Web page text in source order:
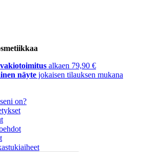
alkaen 79,90 €
näyte jokaisen tilauksen mukana
on?